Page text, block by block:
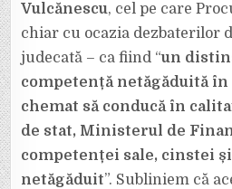
Vulcănescu, cel pe care
chiar cu ocazia dezbaterilor
judecată – ca fiind “un
competență netăgăduită
chemat să conducă în
de stat, Ministerul de
competenței sale, cinstei
netăgăduit”. Subliniem că